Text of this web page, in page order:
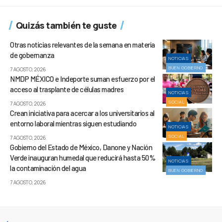
Quizás también te guste
NOTICIAS
BUEN GOBIERNO
Otras noticias relevantes de la semana en materia
de gobernanza
7 AGOSTO, 2026
NOTICIAS
SOCIAL
NMDP MÉXICO e Indeporte suman esfuerzo por el
acceso al trasplante de células madres
7 AGOSTO, 2026
NOTICIAS
SOCIAL
Crean iniciativa para acercar a los universitarios al
entorno laboral mientras siguen estudiando
7 AGOSTO, 2026
NOTICIAS
BUEN GOBIERNO
Gobierno del Estado de México, Danone y Nación
Verde inauguran humedal que reducirá hasta 50%
la contaminación del agua
7 AGOSTO, 2026